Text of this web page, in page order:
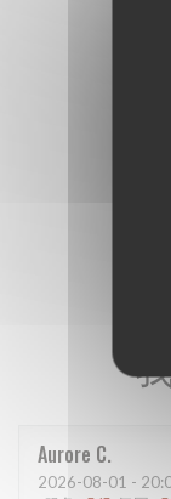
Aurore C
2026-08-01 -